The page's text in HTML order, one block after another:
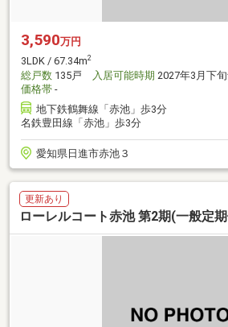
3,590万円
3LDK / 67.34m2
総戸数 135戸 入居可能時期 2027年3月下
価格帯 -
地下鉄鶴舞線「赤池」歩3分
名鉄豊田線「赤池」歩3分
愛知県日進市赤池３
更新あり
ローレルコート赤池 第2期(一般定